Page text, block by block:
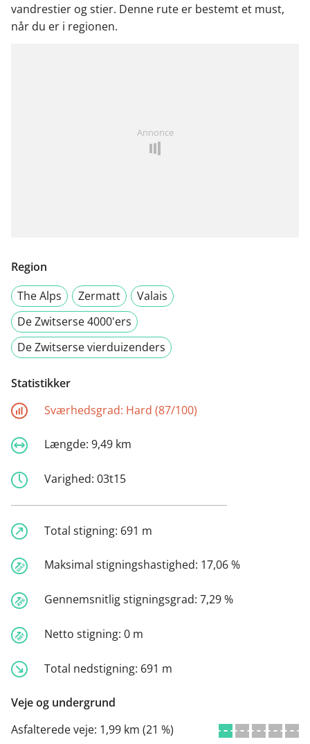
vandrestier og stier. Denne rute er bestemt et must,
når du er i regionen.
Annonce
Region
The Alps
Zermatt
Valais
De Zwitserse 4000'ers
De Zwitserse vierduizenders
Statistikker
Sværhedsgrad: Hard (87/100)
Længde: 9,49 km
Varighed: 03t15
Total stigning: 691 m
Maksimal stigningshastighed: 17,06 %
Gennemsnitlig stigningsgrad: 7,29 %
Netto stigning: 0 m
Total nedstigning: 691 m
Veje og undergrund
Asfalterede veje: 1,99 km (21 %)